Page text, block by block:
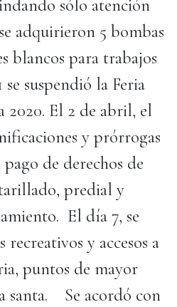
sólo atención
adquirieron 5 bombas
blancos para trabajos
se suspendió la Feria
El 2 de abril, el
y prórrogas
de derechos de
predial y
El día 7, se
y accesos a
puntos de mayor
santa. Se acordó con